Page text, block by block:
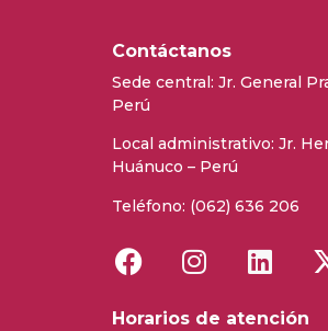
Contáctanos
Sede central: Jr. General
Perú
Local administrativo: Jr.
Huánuco – Perú
Teléfono: (062) 636 206
Horarios de atención